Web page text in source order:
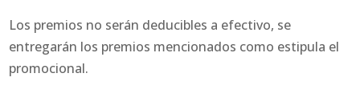
Los premios no serán deducibles a efectivo, se
entregarán los premios mencionados como estipula el
promocional.